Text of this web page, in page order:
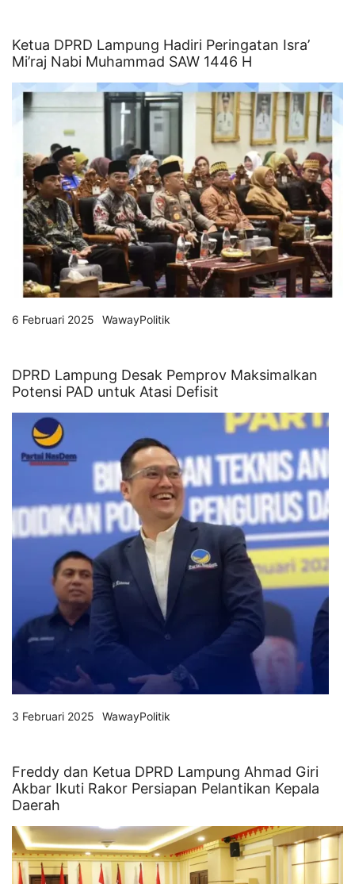
Ketua DPRD Lampung Hadiri Peringatan Isra’
Mi’raj Nabi Muhammad SAW 1446 H
6 Februari 2025 WawayPolitik
DPRD Lampung Desak Pemprov Maksimalkan
Potensi PAD untuk Atasi Defisit
3 Februari 2025 WawayPolitik
Freddy dan Ketua DPRD Lampung Ahmad Giri
Akbar Ikuti Rakor Persiapan Pelantikan Kepala
Daerah